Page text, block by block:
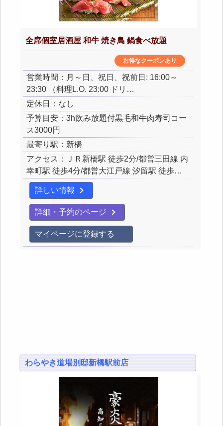
全席個室居酒屋 和牛 焼き鳥 鍋食べ放題
お得なクーポンあり
営業時間：月～日、祝日、祝前日: 16:00～
23:30 （料理L.O. 23:00 ドリ…
定休日：なし
予算目安：3h飲み放題付黒毛和牛肉寿司コー
ス3000円
最寄り駅：新橋
アクセス：ＪＲ新橋駅 徒歩2分/都営三田線 内
幸町駅 徒歩4分/都営大江戸線 汐留駅 徒歩…
詳しい情報
詳細・予約のページ
マイページに登録する
わらやき道場別邸新橋駅前店